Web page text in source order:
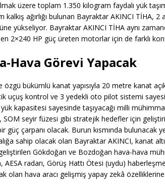
üzere toplam 1.350 kilogram faydalı yük
kalkış ağırlığı bulunan Bayraktar AKINCI TİHA,
yükseliyor. Bayraktar AKINCI TİHA aynı
2×240 HP güç üreten motorlar için de farklı
Hava Görevi Yapacak
özgü bükümlü kanat yapısıyla 20 metre kanat
uçuş kontrol ve 3 yedekli oto pilot sistemi
yük kapasitesi sayesinde taşıyacağı milli
SOM seyir füzesi gibi stratejik hedefler için
güç çarpanı olacak. Burun kısmında bulunacak
sahip olacak olan Bayraktar AKINCI, kanat
Gökdoğan ve Bozdoğan hava-hava
AESA radarı, Görüş Hattı Ötesi (uydu)
olan hava aracı gelişmiş yapay zekâ